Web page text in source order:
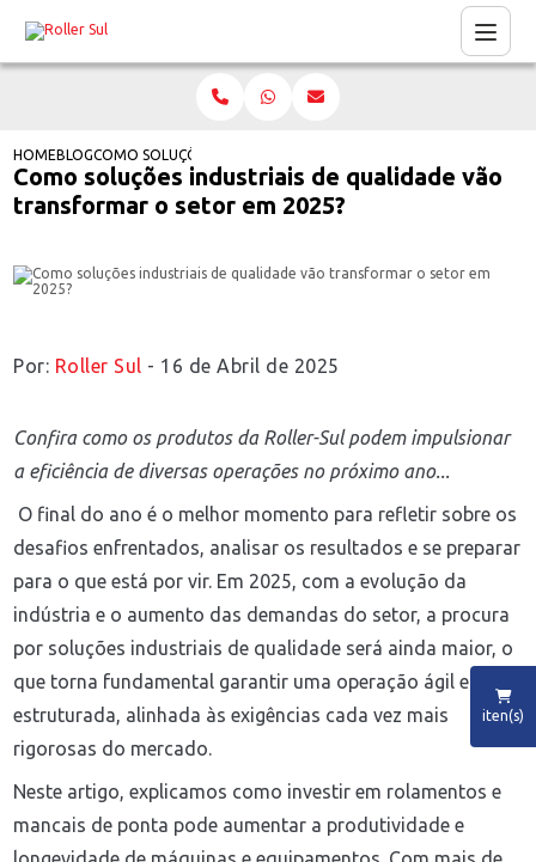
iten(s)
HOMEBLOGCOMO SOLUÇÕES INDUSTRIAIS DE QUALIDADE VÃO
Como soluções industriais de qualidade vão
transformar o setor em 2025?
Por: Roller Sul - 16 de Abril de 2025
Confira como os produtos da Roller-Sul podem impulsionar
a eficiência de diversas operações no próximo ano...
O final do ano é o melhor momento para refletir sobre os
desafios enfrentados, analisar os resultados e se preparar
para o que está por vir. Em 2025, com a evolução da
indústria e o aumento das demandas do setor, a procura
por soluções industriais de qualidade será ainda maior, o
que torna fundamental garantir uma operação ágil e bem
estruturada, alinhada às exigências cada vez mais
rigorosas do mercado.
Neste artigo, explicamos como investir em rolamentos e
mancais de ponta pode aumentar a produtividade e